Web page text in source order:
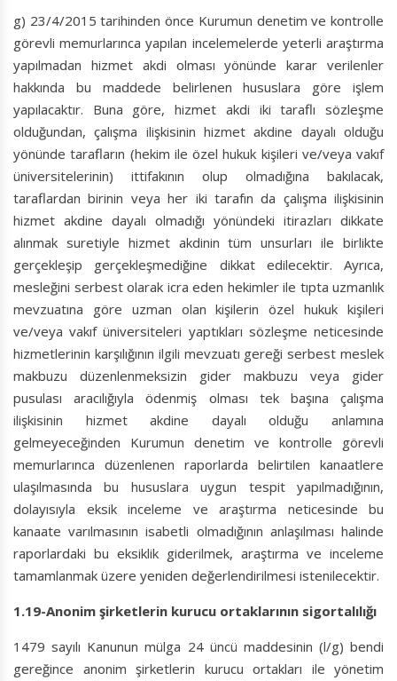
g) 23/4/2015 tarihinden önce Kurumun denetim ve kontrolle
görevli memurlarınca yapılan incelemelerde yeterli araştırma
yapılmadan hizmet akdi olması yönünde karar verilenler
hakkında bu maddede belirlenen hususlara göre işlem
yapılacaktır. Buna göre, hizmet akdi iki taraflı sözleşme
olduğundan, çalışma ilişkisinin hizmet akdine dayalı olduğu
yönünde tarafların (hekim ile özel hukuk kişileri ve/veya vakıf
üniversitelerinin) ittifakının olup olmadığına bakılacak,
taraflardan birinin veya her iki tarafın da çalışma ilişkisinin
hizmet akdine dayalı olmadığı yönündeki itirazları dikkate
alınmak suretiyle hizmet akdinin tüm unsurları ile birlikte
gerçekleşip gerçekleşmediğine dikkat edilecektir. Ayrıca,
mesleğini serbest olarak icra eden hekimler ile tıpta uzmanlık
mevzuatına göre uzman olan kişilerin özel hukuk kişileri
ve/veya vakıf üniversiteleri yaptıkları sözleşme neticesinde
hizmetlerinin karşılığının ilgili mevzuatı gereği serbest meslek
makbuzu düzenlenmeksizin gider makbuzu veya gider
pusulası aracılığıyla ödenmiş olması tek başına çalışma
ilişkisinin hizmet akdine dayalı olduğu anlamına
gelmeyeceğinden Kurumun denetim ve kontrolle görevli
memurlarınca düzenlenen raporlarda belirtilen kanaatlere
ulaşılmasında bu hususlara uygun tespit yapılmadığının,
dolayısıyla eksik inceleme ve araştırma neticesinde bu
kanaate varılmasının isabetli olmadığının anlaşılması halinde
raporlardaki bu eksiklik giderilmek, araştırma ve inceleme
tamamlanmak üzere yeniden değerlendirilmesi istenilecektir.
1.19-Anonim şirketlerin kurucu ortaklarının sigortalılığı
1479 sayılı Kanunun mülga 24 üncü maddesinin (l/g) bendi
gereğince anonim şirketlerin kurucu ortakları ile yönetim